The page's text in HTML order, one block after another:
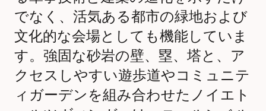
でなく、活気ある都市の緑地および
文化的な会場としても機能していま
す。強固な砂岩の壁、塁、塔と、ア
クセスしやすい遊歩道やコミュニテ
ィガーデンを組み合わせたノイエト